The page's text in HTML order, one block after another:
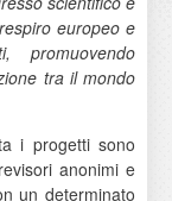
europeo e
promuovendo
tra il mondo
i progetti sono
anonimi e
un determinato